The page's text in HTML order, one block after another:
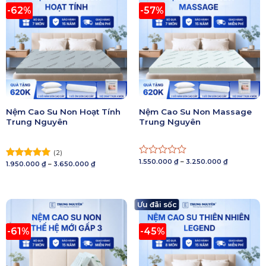
-62%
Nệm Cao Su Non Hoạt Tính
Trung Nguyên
Được xếp
(2)
1.950.000 ₫ – 3.650.000 ₫Khoảng
giá:
-57%
Nệm Cao Su Non Massage
Trung Nguyên
Được
5
sao
1.550.000 ₫ – 3.250.000 ₫Khoảng
giá:
-61% -45%
Ưu đãi sốc